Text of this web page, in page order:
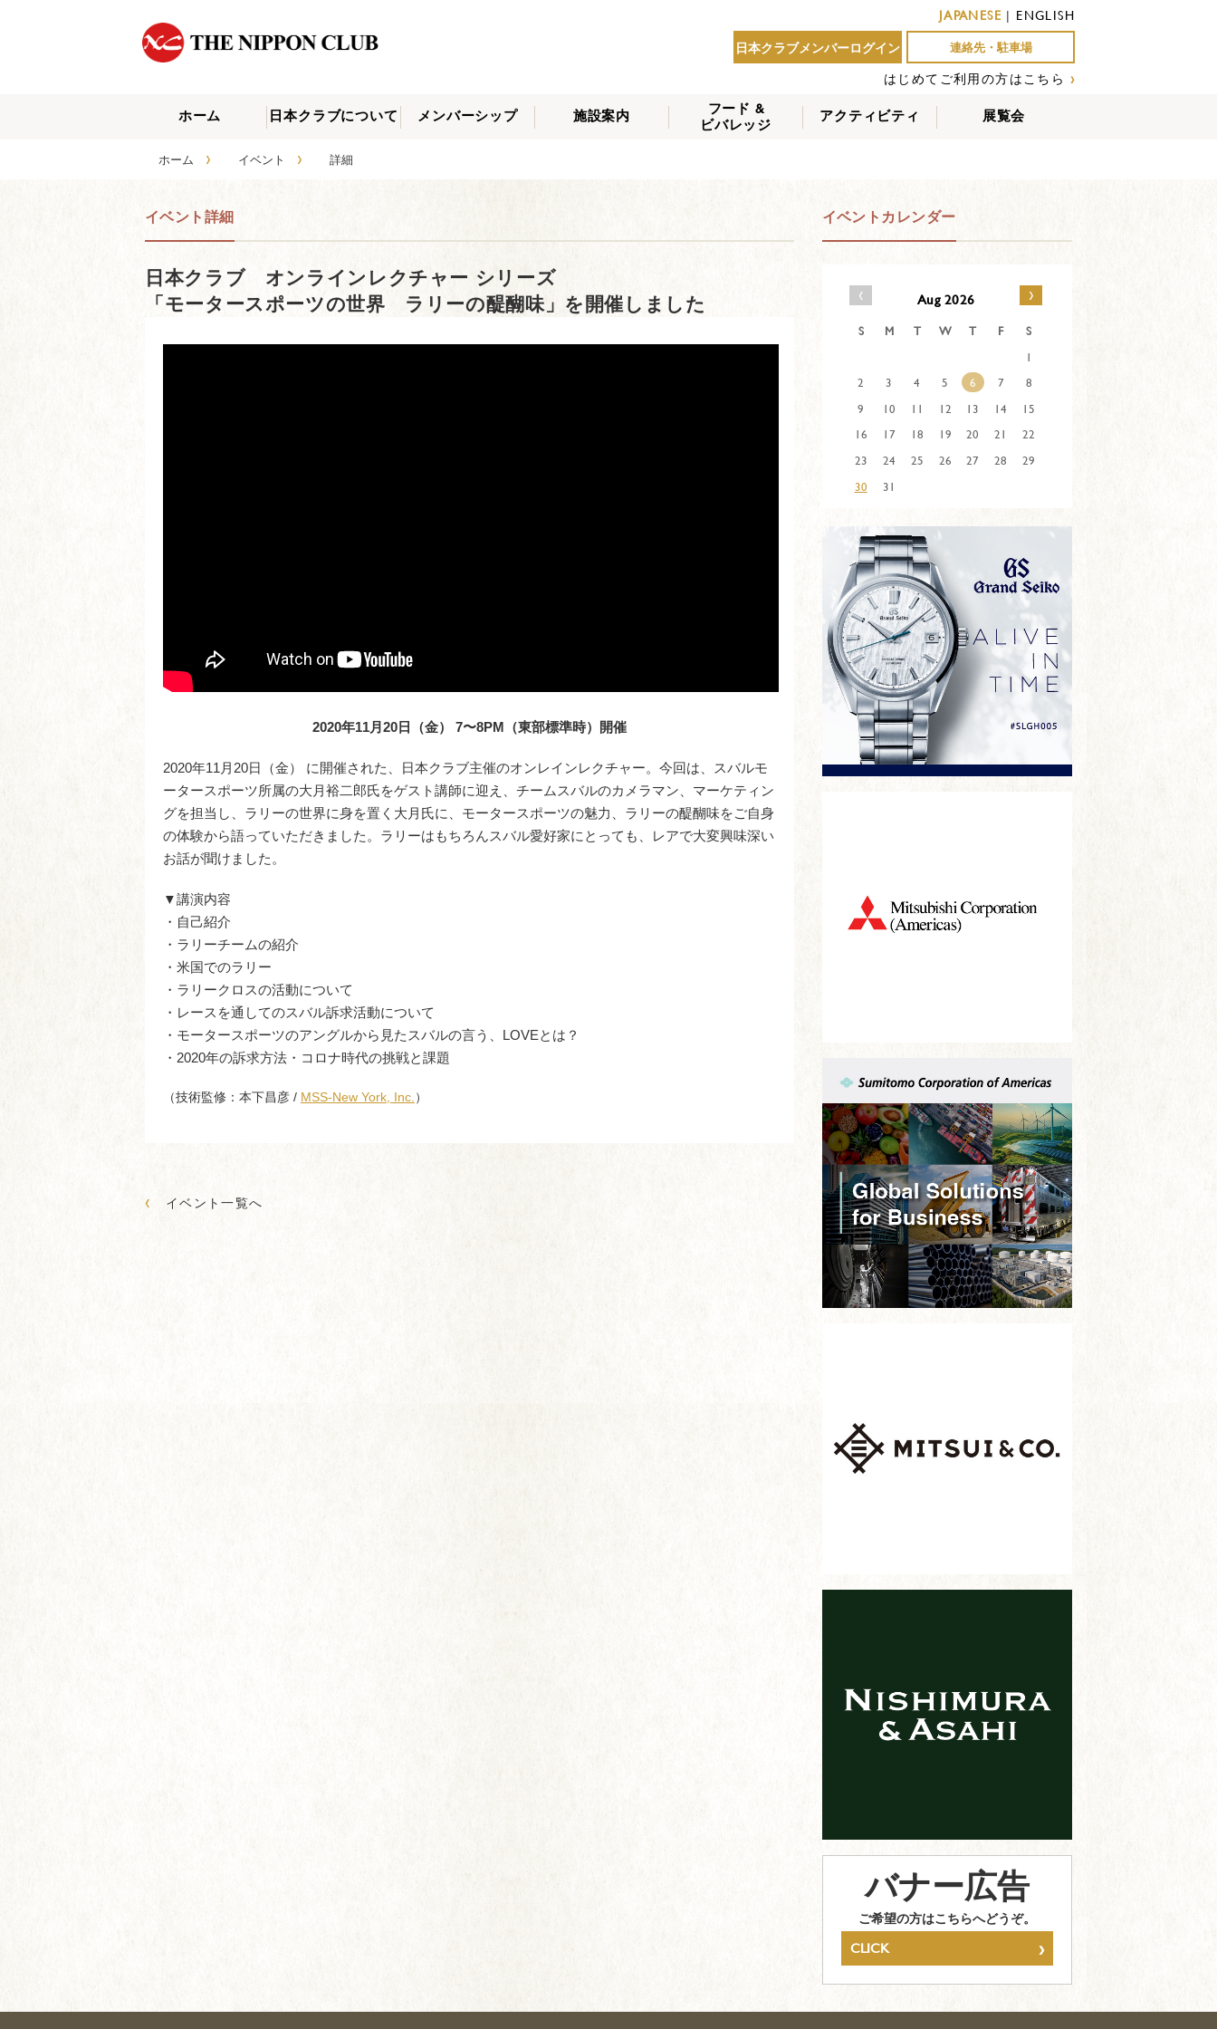
JAPANESE| ENGLISH
日本クラブメンバーログイン
連絡先・駐車場
はじめてご利用の方はこちら ›
ホーム
日本クラブについて メンバーシップ 施設案内
フード &
ビバレッジ
アクティビティ 展覧会
ホーム › イベント › 詳細
イベント詳細
日本クラブ オンラインレクチャー シリーズ
「モータースポーツの世界 ラリーの醍醐味」を開催しました
2020年11月20日（金） 7〜8PM（東部標準時）開催
2020年11月20日（金） に開催された、日本クラブ主催のオンレインレクチャー。今回は、スバルモ
ータースポーツ所属の大月裕二郎氏をゲスト講師に迎え、チームスバルのカメラマン、マーケティン
グを担当し、ラリーの世界に身を置く大月氏に、モータースポーツの魅力、ラリーの醍醐味をご自身
の体験から語っていただきました。ラリーはもちろんスバル愛好家にとっても、レアで大変興味深い
お話が聞けました。
▼講演内容
・自己紹介
・ラリーチームの紹介
・米国でのラリー
・ラリークロスの活動について
・レースを通してのスバル訴求活動について
・モータースポーツのアングルから見たスバルの言う、LOVEとは？
・2020年の訴求方法・コロナ時代の挑戦と課題
（技術監修：本下昌彦 / MSS-New York, Inc. ）
‹ イベント一覧へ
イベントカレンダー
‹ Aug 2026 ›
S M T W T F
S
1
2
3 4 5 6 7
8
9
10 11 12 13 14
15
16
17 18 19 20 21
22
23
24 25 26 27 28
29
30
31
バナー広告
ご希望の方はこちらへどうぞ。
CLICK ›